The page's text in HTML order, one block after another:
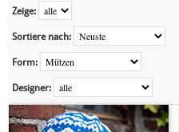
Zeige:
Sortiere nach:
Form:
Designer: